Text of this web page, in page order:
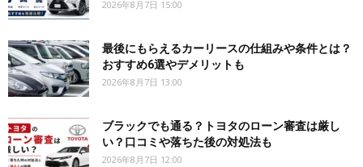
2026年8月7日 15:00
最後にもらえるカーリースの仕組みや条件とは？
おすすめ6選やデメリットも
2026年8月7日 13:00
ブラックでも通る？トヨタのローン審査は厳し
い？口コミや落ちた後の対処法も
2026年8月7日 12:00